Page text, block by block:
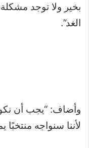
بخير ولا توجد
الغد”.
وأضاف: “يجب أن
لأننا سنواجه